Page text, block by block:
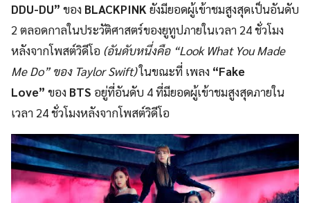
DDU-DU” ของ BLACKPINK ยังมียอดผู้เข้าชมสูงสุดเป็นอันดับ
2 ตลอดกาลในประวัติศาสตร์ของยูทูปภายในเวลา 24 ชั่วโมง
หลังจากโพสต์วิดีโอ (อันดับหนึ่งคือ “Look What You Made
Me Do” ของ Taylor Swift)ในขณะที่ เพลง “Fake
Love” ของ BTS อยู่ที่อันดับ 4 ที่มียอดผู้เข้าชมสูงสุดภายใน
เวลา 24 ชั่วโมงหลังจากโพสต์วิดีโอ